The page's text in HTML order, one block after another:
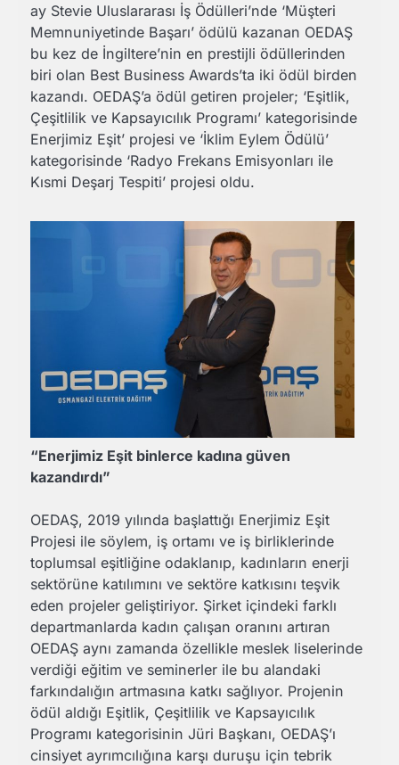
ay Stevie Uluslararası İş Ödülleri’nde ‘Müşteri
Memnuniyetinde Başarı’ ödülü kazanan OEDAŞ
bu kez de İngiltere’nin en prestijli ödüllerinden
biri olan Best Business Awards’ta iki ödül birden
kazandı. OEDAŞ’a ödül getiren projeler; ‘Eşitlik,
Çeşitlilik ve Kapsayıcılık Programı’ kategorisinde
Enerjimiz Eşit’ projesi ve ‘İklim Eylem Ödülü’
kategorisinde ‘Radyo Frekans Emisyonları ile
Kısmi Deşarj Tespiti’ projesi oldu.
“Enerjimiz Eşit binlerce kadına güven
kazandırdı”
OEDAŞ, 2019 yılında başlattığı Enerjimiz Eşit
Projesi ile söylem, iş ortamı ve iş birliklerinde
toplumsal eşitliğine odaklanıp, kadınların enerji
sektörüne katılımını ve sektöre katkısını teşvik
eden projeler geliştiriyor. Şirket içindeki farklı
departmanlarda kadın çalışan oranını artıran
OEDAŞ aynı zamanda özellikle meslek liselerinde
verdiği eğitim ve seminerler ile bu alandaki
farkındalığın artmasına katkı sağlıyor. Projenin
ödül aldığı Eşitlik, Çeşitlilik ve Kapsayıcılık
Programı kategorisinin Jüri Başkanı, OEDAŞ’ı
cinsiyet ayrımcılığına karşı duruşu için tebrik